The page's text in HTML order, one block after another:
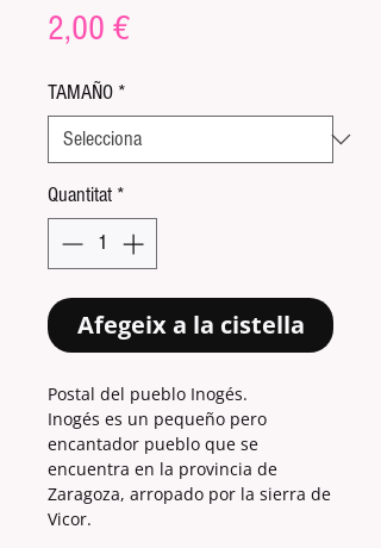
2,00 €Price
TAMAÑO *
Quantitat *
Afegeix a la cistella
Postal del pueblo Inogés.
Inogés es un pequeño pero
encantador pueblo que se
encuentra en la provincia de
Zaragoza, arropado por la sierra de
Vicor.